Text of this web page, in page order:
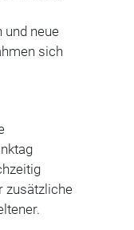
und neue
sich
zusätzliche